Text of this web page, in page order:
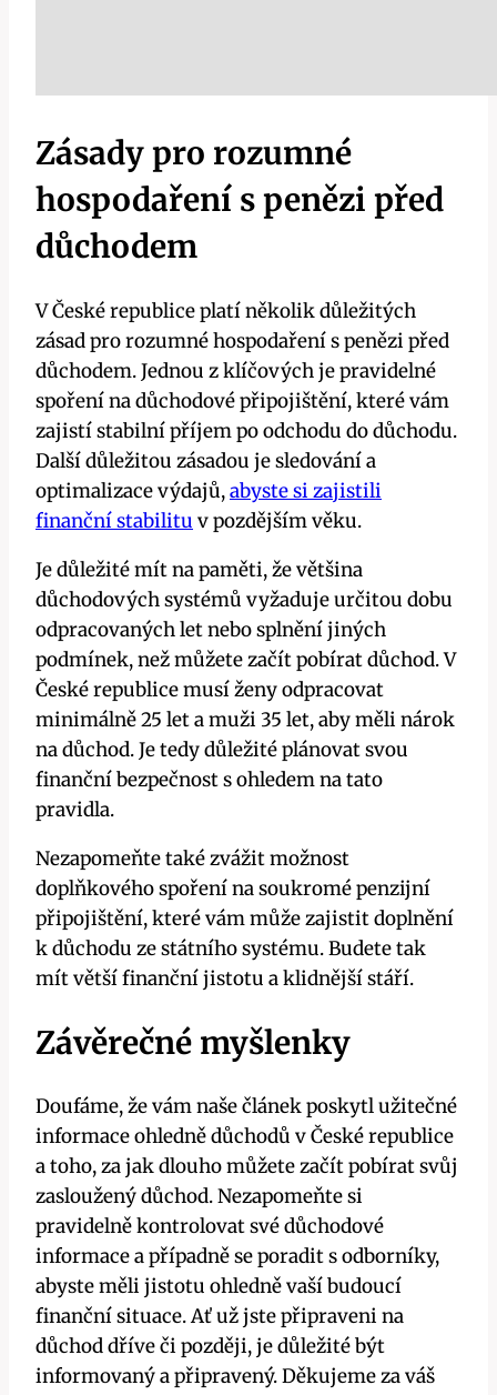
Zásady pro rozumné
hospodaření s penězi před
důchodem
V České republice platí několik důležitých
zásad pro rozumné hospodaření s penězi před
důchodem. Jednou z klíčových je pravidelné
spoření na důchodové připojištění, které vám
zajistí stabilní příjem po odchodu do důchodu.
Další důležitou zásadou je sledování a
optimalizace výdajů,abyste si zajistili
finanční stabilitu v pozdějším věku.
Je důležité mít na paměti, že většina
důchodových systémů vyžaduje určitou dobu
odpracovaných let nebo splnění jiných
podmínek, než můžete začít pobírat důchod. V
České republice musí ženy odpracovat
minimálně 25 let a muži 35 let, aby měli nárok
na důchod. Je tedy důležité plánovat svou
finanční bezpečnost s ohledem na tato
pravidla.
Nezapomeňte také zvážit možnost
doplňkového spoření na soukromé penzijní
připojištění, které vám může zajistit doplnění
k důchodu ze státního systému. Budete tak
mít větší finanční jistotu a klidnější stáří.
Závěrečné myšlenky
Doufáme, že vám naše článek poskytl užitečné
informace ohledně důchodů v České republice
a toho, za jak dlouho můžete začít pobírat svůj
zasloužený důchod. Nezapomeňte si
pravidelně kontrolovat své důchodové
informace a případně se poradit s odborníky,
abyste měli jistotu ohledně vaší budoucí
finanční situace. Ať už jste připraveni na
důchod dříve či později, je důležité být
informovaný a připravený. Děkujeme za váš